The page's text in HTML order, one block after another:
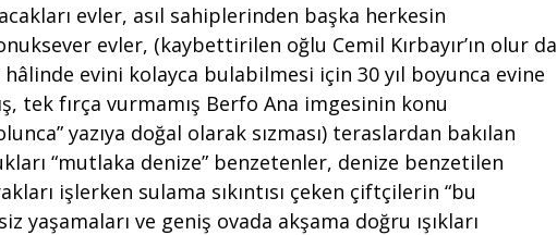
evler, asıl sahiplerinden başka herkesin
evler, (kaybettirilen oğlu Cemil Kırbayır’ın olur da
evini kolayca bulabilmesi için 30 yıl boyunca evine
tek fırça vurmamış Berfo Ana imgesinin konu
yazıya doğal olarak sızması) teraslardan bakılan
“mutlaka denize” benzetenler, denize benzetilen
işlerken sulama sıkıntısı çeken çiftçilerin “bu
yaşamaları ve geniş ovada akşama doğru ışıkları